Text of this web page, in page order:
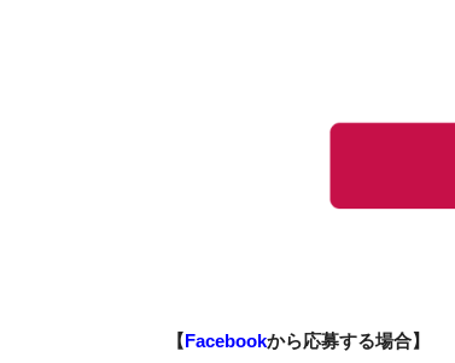
【Facebookから応募する場合】